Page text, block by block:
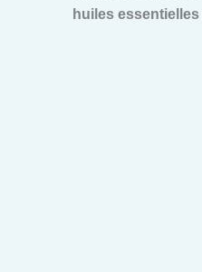
huiles essentielles